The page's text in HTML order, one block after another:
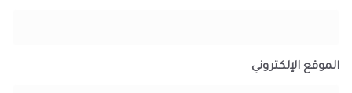
الموقع الإلكتروني